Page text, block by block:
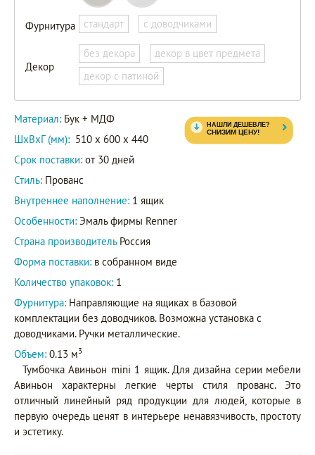
Фурнитура стандарт с доводчиками
Декор
без декора
декор в цвет предмета
декор с патиной
Материал: Бук + МДФ
ШxВxГ (мм): 510 x 600 x 440
Срок поставки: от 30 дней
Стиль: Прованс
Внутреннее наполнение: 1 ящик
Особенности: Эмаль фирмы Renner
Страна производитель Россия
Форма поставки: в собранном виде
Количество упаковок: 1
Фурнитура: Направляющие на ящиках в базовой
комплектации без доводчиков. Возможна установка с
доводчиками. Ручки металлические.
Объем: 0.13 м3
Тумбочка Авиньон mini 1 ящик. Для дизайна серии мебели
Авиньон характерны легкие черты стиля прованс. Это
отличный линейный ряд продукции для людей, которые в
первую очередь ценят в интерьере ненавязчивость, простоту
и эстетику.